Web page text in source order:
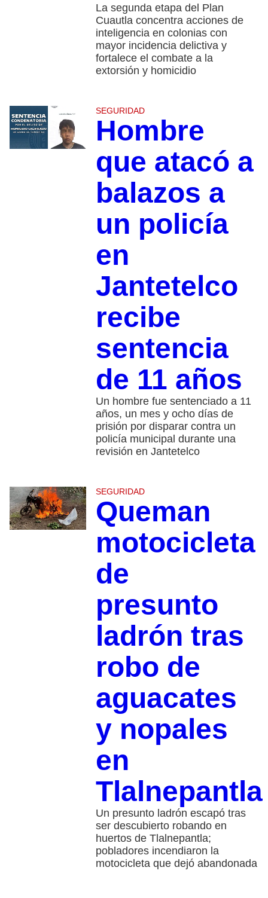
La segunda etapa del Plan
Cuautla concentra acciones de
inteligencia en colonias con
mayor incidencia delictiva y
fortalece el combate a la
extorsión y homicidio
SEGURIDAD
Hombre
que atacó a
balazos a
un policía
en
Jantetelco
recibe
sentencia
de 11 años
Un hombre fue sentenciado a 11
años, un mes y ocho días de
prisión por disparar contra un
policía municipal durante una
revisión en Jantetelco
SEGURIDAD
Queman
motocicleta
de
presunto
ladrón tras
robo de
aguacates
y nopales
en
Tlalnepantla
Un presunto ladrón escapó tras
ser descubierto robando en
huertos de Tlalnepantla;
pobladores incendiaron la
motocicleta que dejó abandonada